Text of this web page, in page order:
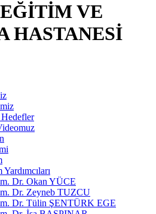
VE
HASTANESİ
Dr. Okan YÜCE
Dr. Zeyneb TUZCU
Dr. Tülin ŞENTÜRK EGE